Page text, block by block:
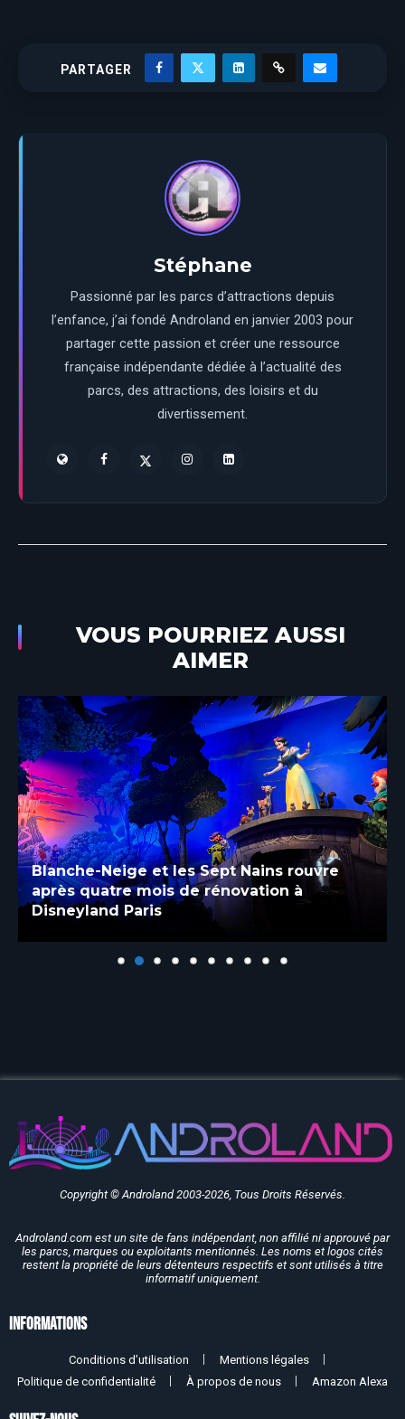
PARTAGER
Stéphane
Passionné par les parcs d’attractions depuis
l’enfance, j’ai fondé Androland en janvier 2003 pour
partager cette passion et créer une ressource
française indépendante dédiée à l’actualité des
parcs, des attractions, des loisirs et du
divertissement.
VOUS POURRIEZ AUSSI
AIMER
Blanche-Neige et les Sept Nains rouvre
après quatre mois de rénovation à
Disneyland Paris
Copyright © Androland 2003-2026, Tous Droits Réservés.
Androland.com est un site de fans indépendant, non affilié ni approuvé par
les parcs, marques ou exploitants mentionnés. Les noms et logos cités
restent la propriété de leurs détenteurs respectifs et sont utilisés à titre
informatif uniquement.
Informations
Conditions d’utilisation
Mentions légales
Politique de confidentialité
À propos de nous Amazon Alexa